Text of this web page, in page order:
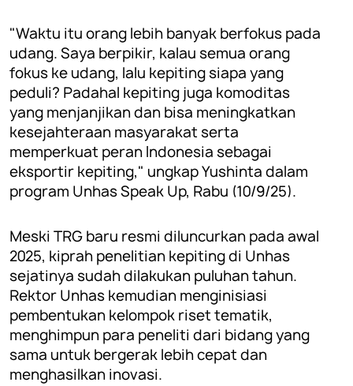
"Waktu itu orang lebih banyak berfokus pada
udang. Saya berpikir, kalau semua orang
fokus ke udang, lalu kepiting siapa yang
peduli? Padahal kepiting juga komoditas
yang menjanjikan dan bisa meningkatkan
kesejahteraan masyarakat serta
memperkuat peran Indonesia sebagai
eksportir kepiting," ungkap Yushinta dalam
program Unhas Speak Up, Rabu (10/9/25).
Meski TRG baru resmi diluncurkan pada awal
2025, kiprah penelitian kepiting di Unhas
sejatinya sudah dilakukan puluhan tahun.
Rektor Unhas kemudian menginisiasi
pembentukan kelompok riset tematik,
menghimpun para peneliti dari bidang yang
sama untuk bergerak lebih cepat dan
menghasilkan inovasi.